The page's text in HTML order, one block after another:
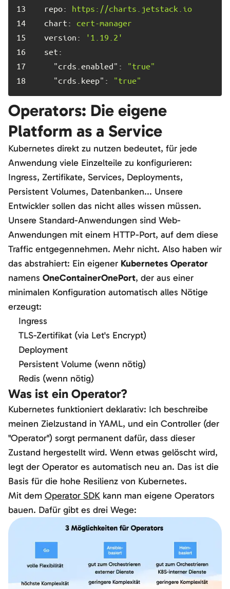
repo:
https://charts.jetstack.io
chart:
cert-manager
version:
'1.19.2'
set:
"crds.enabled":
"true"
"crds.keep": "true"
Operators: Die eigene
Platform as a Service
Kubernetes direkt zu nutzen bedeutet, für jede
Anwendung viele Einzelteile zu konfigurieren:
Ingress, Zertifikate, Services, Deployments,
Persistent Volumes, Datenbanken... Unsere
Entwickler sollen das nicht alles wissen müssen.
Unsere Standard-Anwendungen sind Web-
Anwendungen mit einem HTTP-Port, auf dem diese
Traffic entgegennehmen. Mehr nicht. Also haben wir
das abstrahiert: Ein eigener Kubernetes Operator
namens OneContainerOnePort, der aus einer
minimalen Konfiguration automatisch alles Nötige
erzeugt:
Ingress
TLS-Zertifikat (via Let's Encrypt)
Deployment
Persistent Volume (wenn nötig)
Redis (wenn nötig)
Was ist ein Operator?
Kubernetes funktioniert deklarativ: Ich beschreibe
meinen Zielzustand in YAML, und ein Controller (der
"Operator") sorgt permanent dafür, dass dieser
Zustand hergestellt wird. Wenn etwas gelöscht wird,
legt der Operator es automatisch neu an. Das ist die
Basis für die hohe Resilienz von Kubernetes.
Mit dem Operator SDK kann man eigene Operators
bauen. Dafür gibt es drei Wege: